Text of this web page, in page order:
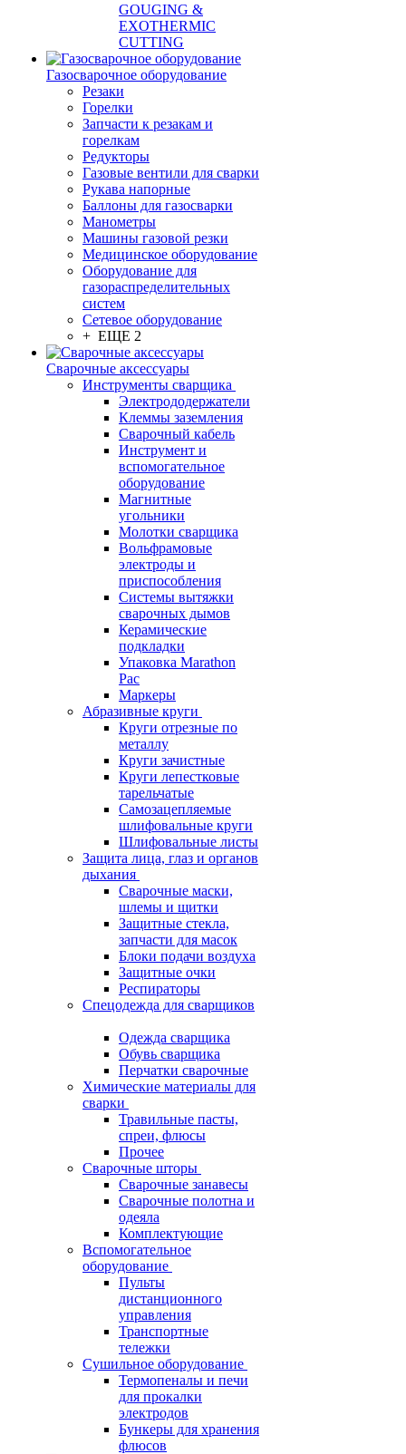
GOUGING &
EXOTHERMIC
CUTTING
Газосварочное оборудование
Резаки
Горелки
Запчасти к резакам и
горелкам
Редукторы
Газовые вентили для сварки
Рукава напорные
Баллоны для газосварки
Манометры
Машины газовой резки
Медицинское оборудование
Оборудование для
газораспределительных
систем
Сетевое оборудование
+ ЕЩЕ 2
Сварочные аксессуары
Инструменты сварщика
Электрододержатели
Клеммы заземления
Сварочный кабель
Инструмент и
вспомогательное
оборудование
Магнитные
угольники
Молотки сварщика
Вольфрамовые
электроды и
приспособления
Системы вытяжки
сварочных дымов
Керамические
подкладки
Упаковка Marathon
Pac
Маркеры
Абразивные круги
Круги отрезные по
металлу
Круги зачистные
Круги лепестковые
тарельчатые
Самозацепляемые
шлифовальные круги
Шлифовальные листы
Защита лица, глаз и органов
дыхания
Сварочные маски,
шлемы и щитки
Защитные стекла,
запчасти для масок
Блоки подачи воздуха
Защитные очки
Респираторы
Спецодежда для сварщиков
Одежда сварщика
Обувь сварщика
Перчатки сварочные
Химические материалы для
сварки
Травильные пасты,
спреи, флюсы
Прочее
Сварочные шторы
Сварочные занавесы
Сварочные полотна и
одеяла
Комплектующие
Вспомогательное
оборудование
Пульты
дистанционного
управления
Транспортные
тележки
Сушильное оборудование
Термопеналы и печи
для прокалки
электродов
Бункеры для хранения
флюсов